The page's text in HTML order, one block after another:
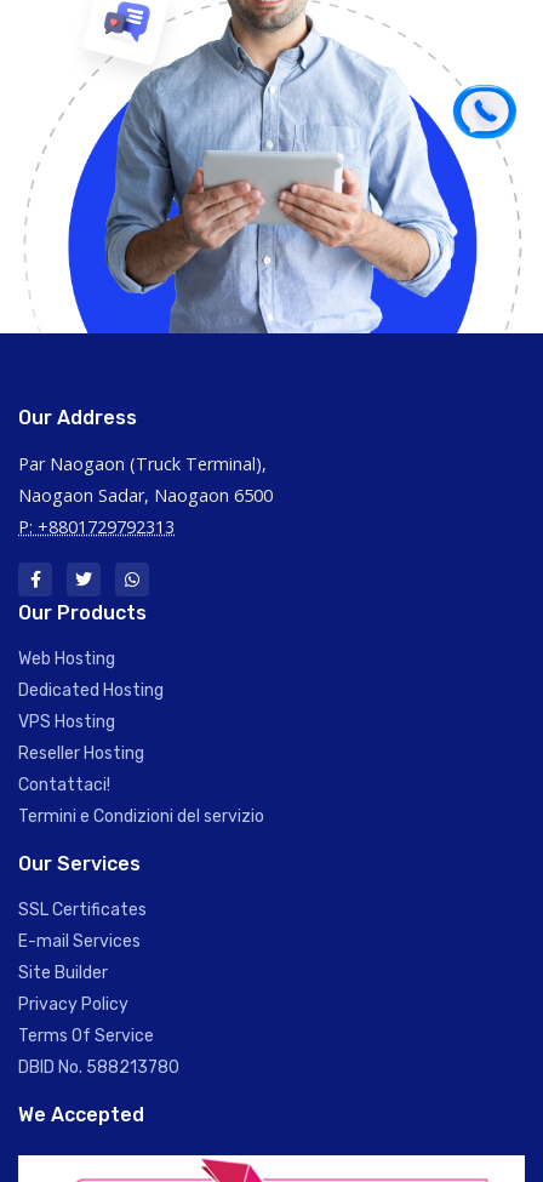
Our Address
Par Naogaon (Truck Terminal),
Naogaon Sadar, Naogaon 6500
P: +8801729792313
Our Products
Web Hosting
Dedicated Hosting
VPS Hosting
Reseller Hosting
Contattaci!
Termini e Condizioni del servizio
Our Services
SSL Certificates
E-mail Services
Site Builder
Privacy Policy
Terms Of Service
DBID No. 588213780
We Accepted